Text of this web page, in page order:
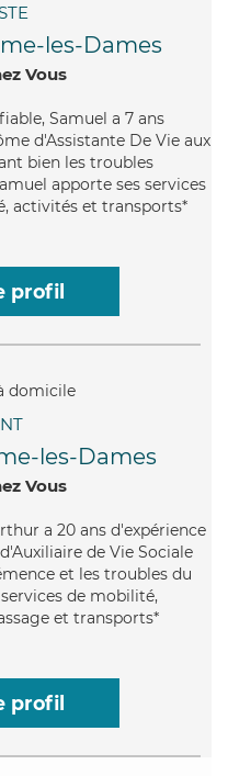
les-Dames
Vous
Samuel a 7 ans
d'Assistante De Vie aux
bien les troubles
apporte ses services
activités et transports*
profil
les-Dames
Vous
a 20 ans d'expérience
de Vie Sociale
et les troubles du
de mobilité,
et transports*
profil